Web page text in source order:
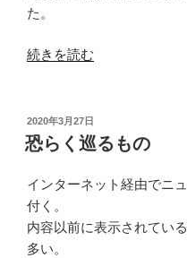
た。
“実
あ
る
に”
の
続きを読む
投
稿
日:
2020年3月27日
恐らく巡るもの
インターネット経由でニ
付く。
内容以前に表示されてい
多い。